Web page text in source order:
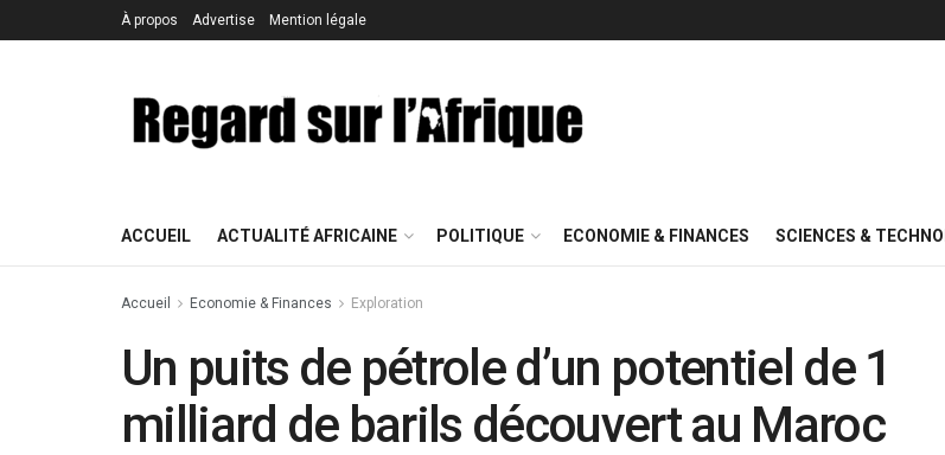
À propos Advertise Mention légale
ACCUEIL ACTUALITÉ AFRICAINE POLITIQUE ECONOMIE & FINANCES SCIENCES &
Accueil Economie & Finances Exploration
Un puits de pétrole d’un potentiel de 1
milliard de barils découvert au Maroc